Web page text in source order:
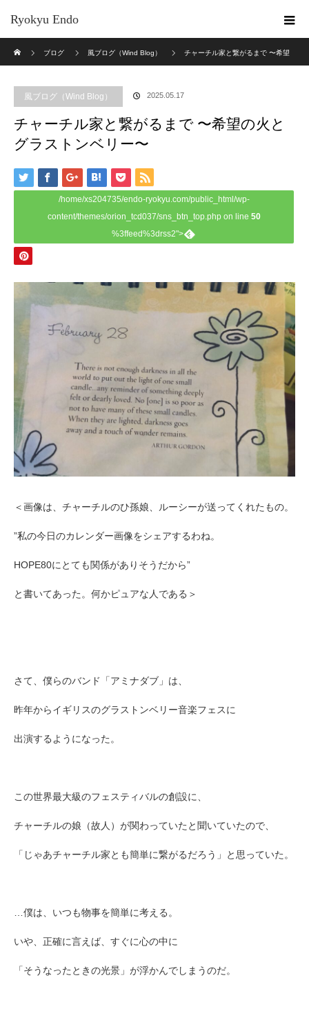
Ryokyu Endo
ブログ
風ブログ（Wind Blog） チャーチル家と繋がるまで 〜希望
風ブログ（Wind Blog） 2025.05.17
チャーチル家と繋がるまで 〜希望の火と
グラストンベリー〜
/home/xs204735/endo-ryokyu.com/public_html/wp-
content/themes/orion_tcd037/sns_btn_top.php on line 50
%3ffeed%3drss2">
＜画像は、チャーチルのひ孫娘、ルーシーが送ってくれたもの。
”私の今日のカレンダー画像をシェアするわね。
HOPE80にとても関係がありそうだから”
と書いてあった。何かピュアな人である＞
さて、僕らのバンド「アミナダブ」は、
昨年からイギリスのグラストンベリー音楽フェスに
出演するようになった。
この世界最大級のフェスティバルの創設に、
チャーチルの娘（故人）が関わっていたと聞いていたので、
「じゃあチャーチル家とも簡単に繋がるだろう」と思っていた。
…僕は、いつも物事を簡単に考える。
いや、正確に言えば、すぐに心の中に
「そうなったときの光景」が浮かんでしまうのだ。